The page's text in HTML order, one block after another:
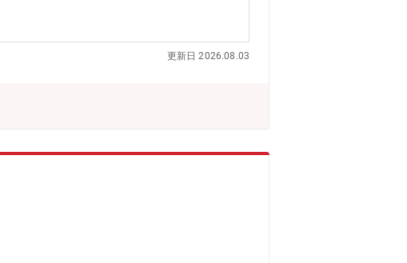
検討・調整を行う2.SCADA／DCS／PLC 等、
との連携・データの扱いに関する改善 現場デ
ゆくは、以下のような領域を主担当として担
／SCADA 等の導入・更新・設備・操業デー
用者側の要望ヒアリング、ソリューション提案
ガラス基板向け酸化セリウム系研磨剤(世界シ
ージ回路基板用の極薄銅箔やバイク用の排ガ
将来的に製品化されて市場に出てゆき、暮ら
更新日 2026.08.03